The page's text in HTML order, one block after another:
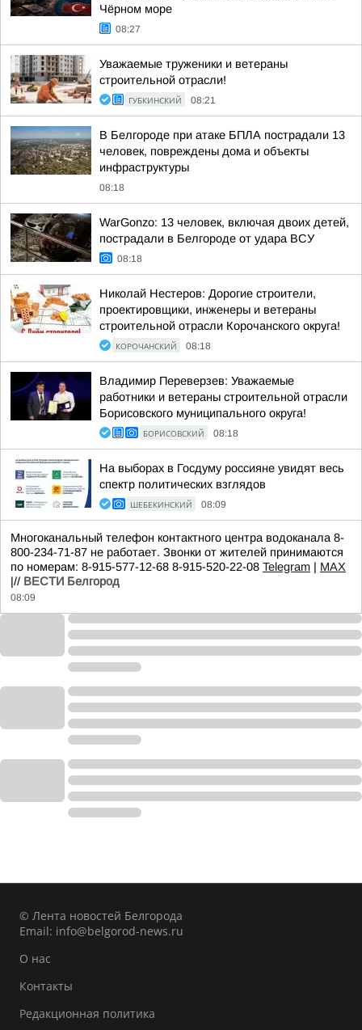
Чёрном море
08:27
Уважаемые труженики и ветераны
строительной отрасли!
ГУБКИНСКИЙ 08:21
В Белгороде при атаке БПЛА пострадали 13
человек, повреждены дома и объекты
инфраструктуры
08:18
WarGonzo: 13 человек, включая двоих детей,
пострадали в Белгороде от удара ВСУ
08:18
Николай Нестеров: Дорогие строители,
проектировщики, инженеры и ветераны
строительной отрасли Корочанского округа!
КОРОЧАНСКИЙ 08:18
Владимир Переверзев: Уважаемые
работники и ветераны строительной отрасли
Борисовского муниципального округа!
БОРИСОВСКИЙ 08:18
На выборах в Госдуму россияне увидят весь
спектр политических взглядов
ШЕБЕКИНСКИЙ 08:09
Многоканальный телефон контактного центра водоканала 8-
800-234-71-87 не работает. Звонки от жителей принимаются
по номерам: 8-915-577-12-68 8-915-520-22-08 Telegram | MAX
|// ВЕСТИ Белгород
08:09
© Лента новостей Белгорода
Email: info@belgorod-news.ru
О нас
Контакты
Редакционная политика